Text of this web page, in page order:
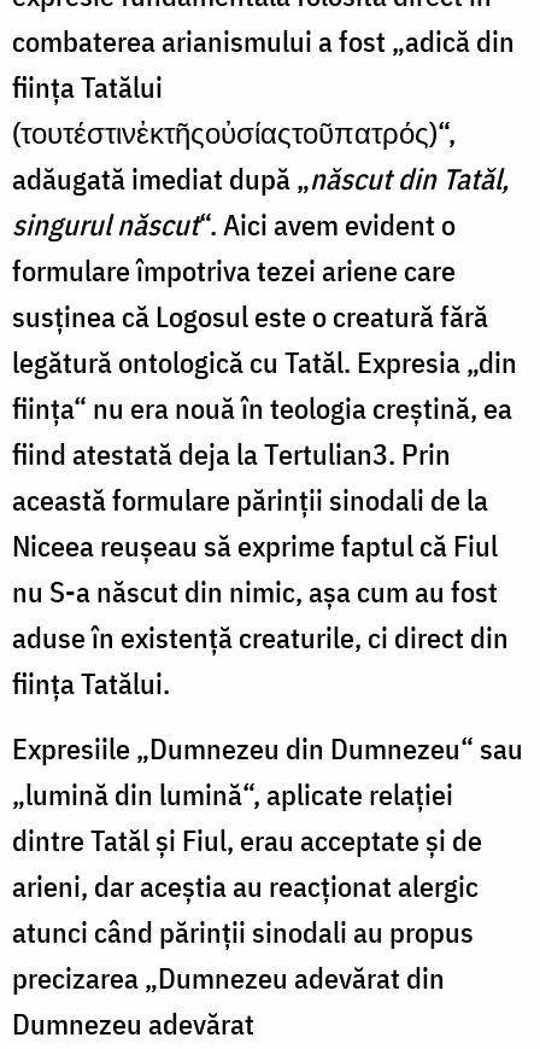
combaterea arianismului a fost „adică din
ființa Tatălui
(τουτέστινἐκτῆςοὐσίαςτοῦπατρός)“,
adăugată imediat după „născut din Tatăl,
singurul născut“. Aici avem evident o
formulare împotriva tezei ariene care
susținea că Logosul este o creatură fără
legătură ontologică cu Tatăl. Expresia „din
ființa“ nu era nouă în teologia creștină, ea
fiind atestată deja la Tertulian3. Prin
această formulare părinții sinodali de la
Niceea reușeau să exprime faptul că Fiul
nu S-a născut din nimic, așa cum au fost
aduse în existență creaturile, ci direct din
ființa Tatălui.
Expresiile „Dumnezeu din Dumnezeu“ sau
„lumină din lumină“, aplicate relației
dintre Tatăl și Fiul, erau acceptate și de
arieni, dar aceștia au reacționat alergic
atunci când părinții sinodali au propus
precizarea „Dumnezeu adevărat din
Dumnezeu adevărat